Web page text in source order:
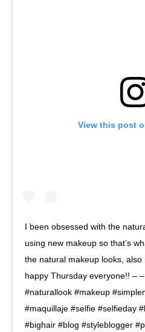
View this post
I been obsessed with the
using new makeup so that’s
the natural makeup looks, also
happy Thursday everyone!! –
#naturallook #makeup
#maquillaje #selfie #selfieday
#bighair #blog #styleblogger